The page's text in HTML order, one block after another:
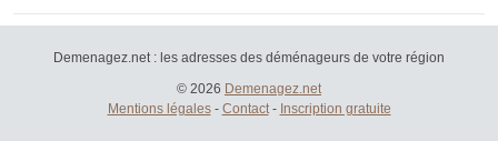
Demenagez.net : les adresses des déménageurs de votre région
© 2026 Demenagez.net
Mentions légales- Contact- Inscription gratuite